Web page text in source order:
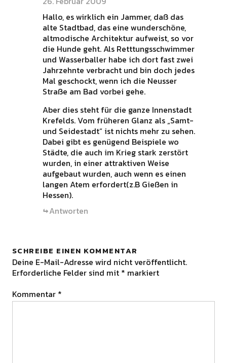
Hallo, es wirklich ein Jammer, daß das
alte Stadtbad, das eine wunderschöne,
altmodische Architektur aufweist, so vor
die Hunde geht. Als Retttungsschwimmer
und Wasserballer habe ich dort fast zwei
Jahrzehnte verbracht und bin doch jedes
Mal geschockt, wenn ich die Neusser
Straße am Bad vorbei gehe.
Aber dies steht für die ganze Innenstadt
Krefelds. Vom früheren Glanz als „Samt-
und Seidestadt“ ist nichts mehr zu sehen.
Dabei gibt es genügend Beispiele wo
Städte, die auch im Krieg stark zerstört
wurden, in einer attraktiven Weise
aufgebaut wurden, auch wenn es einen
langen Atem erfordert(z.B Gießen in
Hessen).
Antworten
SCHREIBE EINEN KOMMENTAR
Deine E-Mail-Adresse wird nicht veröffentlicht.
Erforderliche Felder sind mit * markiert
Kommentar *